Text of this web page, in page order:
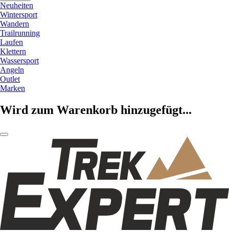
Neuheiten
Wintersport
Wandern
Trailrunning
Laufen
Klettern
Wassersport
Angeln
Outlet
Marken
Wird zum Warenkorb hinzugefügt...